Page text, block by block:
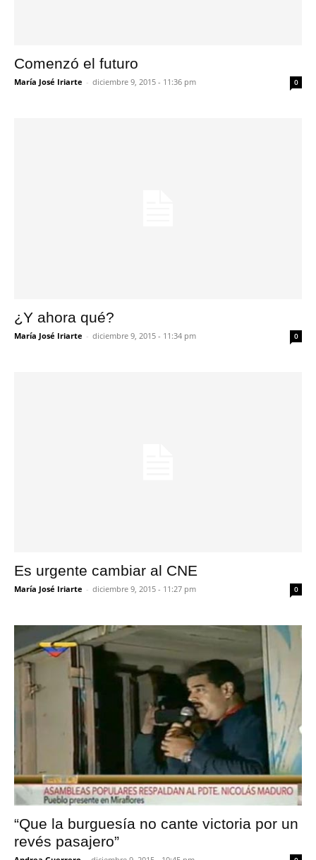
Comenzó el futuro
María José Iriarte - diciembre 9, 2015 - 11:36 pm 0
¿Y ahora qué?
María José Iriarte - diciembre 9, 2015 - 11:34 pm 0
Es urgente cambiar al CNE
María José Iriarte - diciembre 9, 2015 - 11:27 pm 0
“Que la burguesía no cante victoria por un
revés pasajero”